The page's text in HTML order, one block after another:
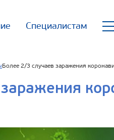
Специалистам
Более 2/3 случаев заражения